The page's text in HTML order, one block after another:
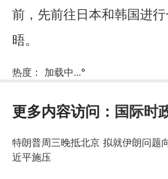
前，先前往日本和韩国进
晤。
热度： 加载中...°
更多内容访问： 国际时
特朗普周三晚抵北京 拟就伊朗问题
近平施压